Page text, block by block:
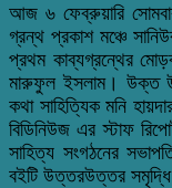
আজ ৬ ফেব্রুয়ারি
গ্রন্থ প্রকাশ মঞ্চে
প্রথম কাব্যগ্রন্থের
মারুফুল ইসলাম। উক্ত
কথা সাহিত্যিক মনি
বিডিনিউজ এর স্টাফ
সাহিত্য সংগঠনের
বইটি উত্তরউত্তর সমৃদ্ধি